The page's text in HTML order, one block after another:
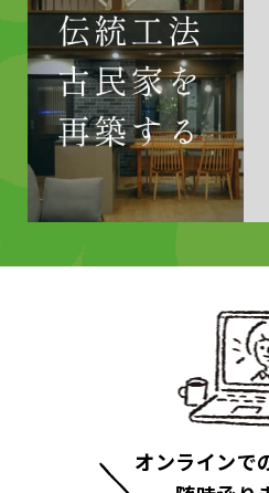
オンラインで